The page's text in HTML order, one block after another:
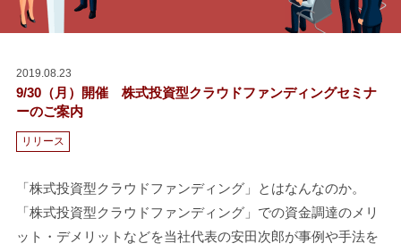
採用情報
2019.08.23
9/30（月）開催 株式投資型クラウドファンディングセミナ
ーのご案内
リリース
「株式投資型クラウドファンディング」とはなんなのか。
「株式投資型クラウドファンディング」での資金調達のメリ
ット・デメリットなどを当社代表の安田次郎が事例や手法を